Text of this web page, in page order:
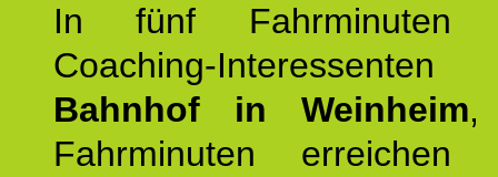
In fünf Fahrminuten
Coaching-
Bahnhof in Weinheim,
Fahrminuten